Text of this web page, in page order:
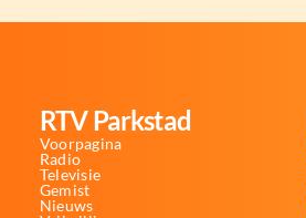
RTV Parkstad
Voorpagina
Radio
Televisie
Gemist
Nieuws